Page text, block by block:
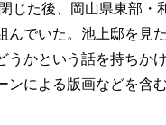
た後、岡山県東部・
でいた。池上邸を見
かという話を持ちか
ンによる版画などを含